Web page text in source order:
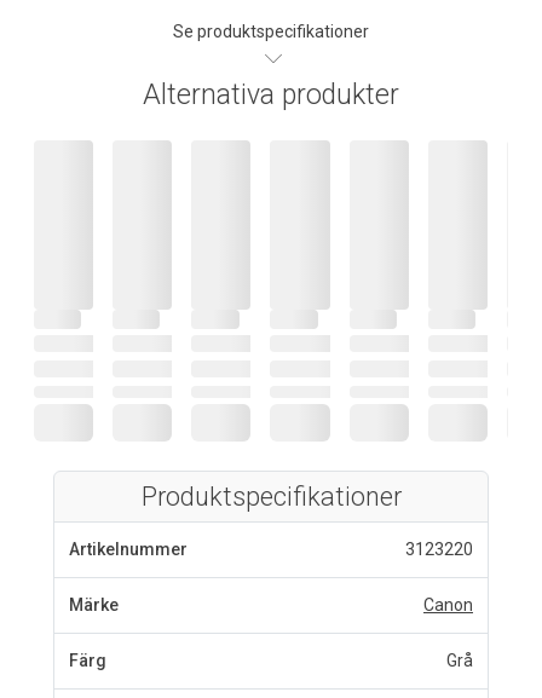
Se produktspecifikationer
Alternativa produkter
Produktspecifikationer
Artikelnummer 3123220
Märke Canon
Färg Grå